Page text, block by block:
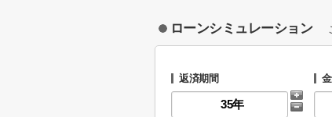
ローンシミュレーション
返済期間